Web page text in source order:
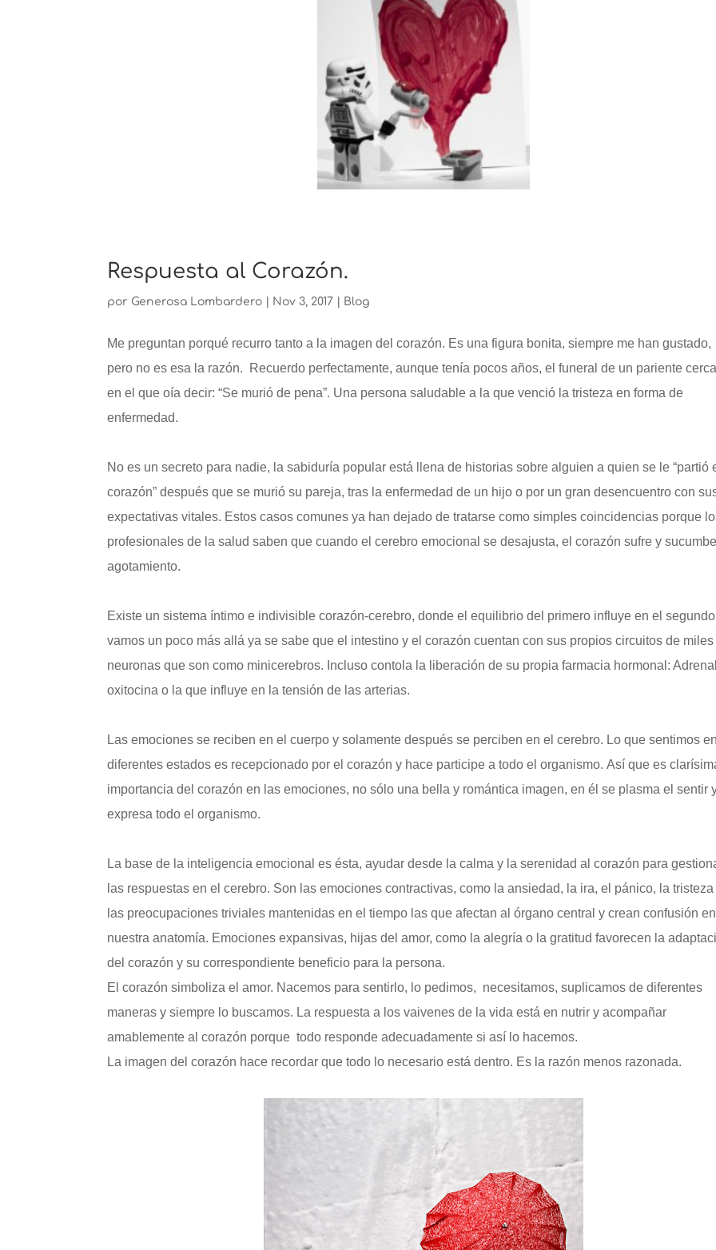
Respuesta al Corazón.
por Generosa Lombardero Nov 3, 2017 Blog
Me preguntan porqué recurro tanto a la imagen del corazón. Es una figura bonita, siempre me han gustado,
pero no es esa la razón. Recuerdo perfectamente, aunque tenía pocos años, el funeral de un pariente
en el que oía decir: “Se murió de pena”. Una persona saludable a la que venció la tristeza en forma de
enfermedad.
No es un secreto para nadie, la sabiduría popular está llena de historias sobre alguien a quien se le “partió
corazón” después que se murió su pareja, tras la enfermedad de un hijo o por un gran desencuentro con
expectativas vitales. Estos casos comunes ya han dejado de tratarse como simples coincidencias porque
profesionales de la salud saben que cuando el cerebro emocional se desajusta, el corazón sufre y
agotamiento.
Existe un sistema íntimo e indivisible corazón-cerebro, donde el equilibrio del primero influye en el
vamos un poco más allá ya se sabe que el intestino y el corazón cuentan con sus propios circuitos de miles
neuronas que son como minicerebros. Incluso contola la liberación de su propia farmacia hormonal:
oxitocina o la que influye en la tensión de las arterias.
Las emociones se reciben en el cuerpo y solamente después se perciben en el cerebro. Lo que sentimos en
diferentes estados es recepcionado por el corazón y hace participe a todo el organismo. Así que es
importancia del corazón en las emociones, no sólo una bella y romántica imagen, en él se plasma el sentir
expresa todo el organismo.
La base de la inteligencia emocional es ésta, ayudar desde la calma y la serenidad al corazón para
las respuestas en el cerebro. Son las emociones contractivas, como la ansiedad, la ira, el pánico, la tristeza
las preocupaciones triviales mantenidas en el tiempo las que afectan al órgano central y crean confusión en
nuestra anatomía. Emociones expansivas, hijas del amor, como la alegría o la gratitud favorecen la
del corazón y su correspondiente beneficio para la persona.
El corazón simboliza el amor. Nacemos para sentirlo, lo pedimos, necesitamos, suplicamos de diferentes
maneras y siempre lo buscamos. La respuesta a los vaivenes de la vida está en nutrir y acompañar
amablemente al corazón porque todo responde adecuadamente si así lo hacemos.
La imagen del corazón hace recordar que todo lo necesario está dentro. Es la razón menos razonada.